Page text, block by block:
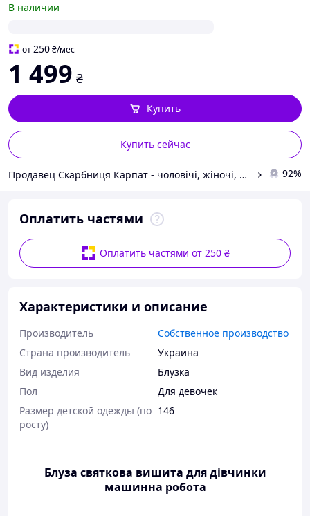
В наличии
от250₴/мес
1 499 ₴
Купить сейчас
Купить
Продавец Скарбниця Карпат - чоловічі, жіночі, дитячі вишиванки, гердани, ручної роботи 92%
Оплатить частями
Оплатить частями от 250 ₴
Характеристики и описание
Производитель
Собственное производство
Страна производитель
Украина
Вид изделия
Блузка
Пол
Для девочек
Размер детской одежды (по
росту)
146
Блуза святкова вишита для дівчинки
машинна робота